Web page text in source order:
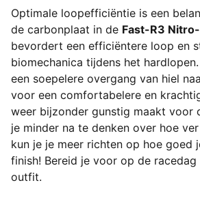
Optimale loopefficiëntie is een
de carbonplaat in de Fast-R3
bevordert een efficiëntere loop en
biomechanica tijdens het
een soepelere overgang van hiel
voor een comfortabelere en
weer bijzonder gunstig maakt voor
je minder na te denken over hoe
kun je je meer richten op hoe goed
finish! Bereid je voor op de
outfit.